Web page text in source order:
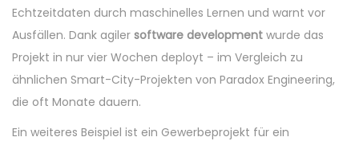
Echtzeitdaten durch maschinelles Lernen und warnt vor
Ausfällen. Dank agiler software development wurde das
Projekt in nur vier Wochen deployt – im Vergleich zu
ähnlichen Smart-City-Projekten von Paradox Engineering,
die oft Monate dauern.
Ein weiteres Beispiel ist ein Gewerbeprojekt für ein